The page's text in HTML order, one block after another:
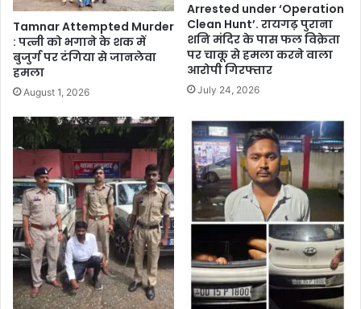
Tamnar Attempted Murder
: पत्नी को भगाने के शक में
बुजुर्ग पर टंगिया से जानलेवा
हमला
August 1, 2026
Arrested under ‘Operation
Clean Hunt’. रायगढ़ पुराना
शनि मंदिर के पास फल विक्रेता
पर चाकू से हमला करने वाला
आरोपी गिरफ्तार
July 24, 2026